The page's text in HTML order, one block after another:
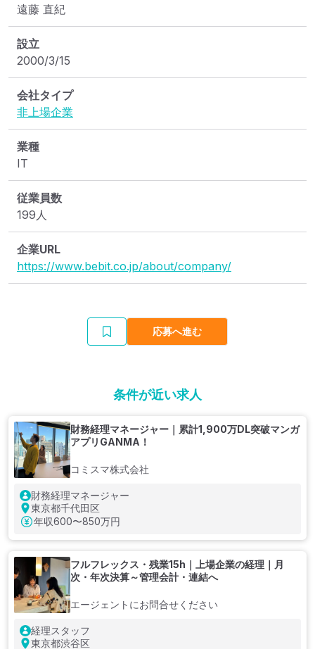
遠藤 直紀
設立
2000/3/15
会社タイプ
非上場企業
業種
IT
従業員数
199人
企業URL
https://www.bebit.co.jp/about/company/
応募へ進む
条件が近い求人
財務経理マネージャー｜累計1,900万DL突破マンガ
アプリGANMA！
コミスマ株式会社
財務経理マネージャー
東京都千代田区
年収600〜850万円
フルフレックス・残業15h｜上場企業の経理｜月
次・年次決算～管理会計・連結へ
エージェントにお問合せください
経理スタッフ
東京都渋谷区